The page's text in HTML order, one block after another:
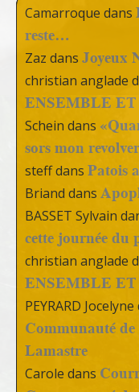
Camarroque dans
reste…
Zaz dans Joyeux
christian anglade
ENSEMBLE
Schein dans
sors mon
steffdans Patois
Briand dans
BASSET Sylvain
cette journée du
christian anglade
ENSEMBLE
PEYRARD Jocelyne
Communauté
Lamastre
Carole dans